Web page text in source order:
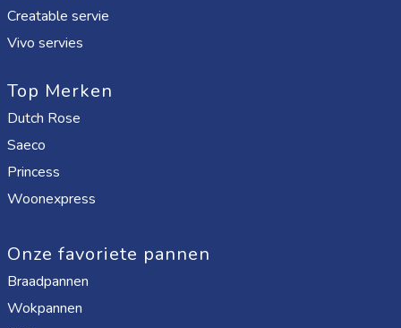
Creatable servie
Vivo servies
Top Merken
Dutch Rose
Saeco
Princess
Woonexpress
Onze favoriete pannen
Braadpannen
Wokpannen